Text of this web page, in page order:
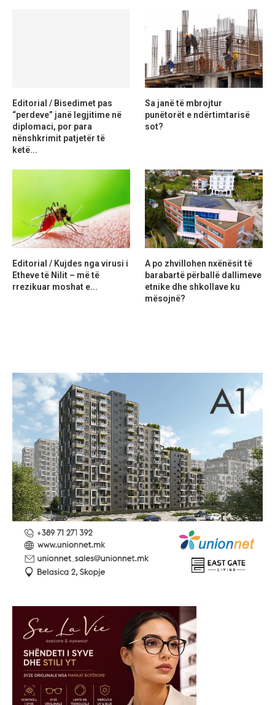
Editorial / Bisedimet pas
“perdeve” janë legjitime në
diplomaci, por para
nënshkrimit patjetër të
ketë...
Sa janë të mbrojtur
punëtorët e ndërtimtarisë
sot?
Editorial / Kujdes nga virusi i
Etheve të Nilit – më të
rrezikuar moshat e...
A po zhvillohen nxënësit të
barabartë përballë dallimeve
etnike dhe shkollave ku
mësojnë?